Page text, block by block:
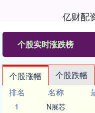
亿财配
个股实时涨跌榜
个股涨幅 个股跌幅
排名
名称
1
N展芯